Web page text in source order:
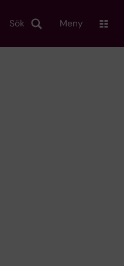
Sök Meny